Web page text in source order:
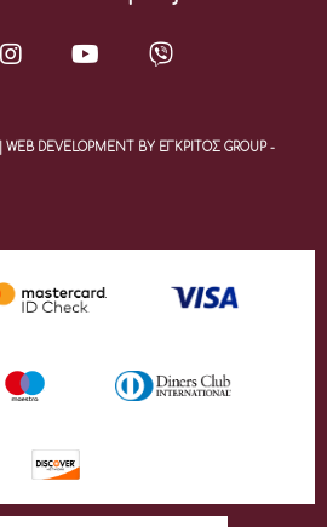
DEVELOPMENT BY ΕΓΚΡΙΤΟΣ GROUP -